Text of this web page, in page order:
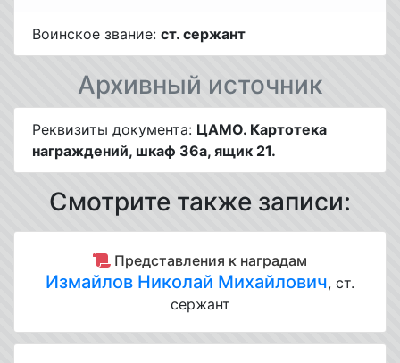
Воинское звание: ст. сержант
Архивный источник
Реквизиты документа: ЦАМО. Картотека
награждений, шкаф 36а, ящик 21.
Смотрите также записи:
Представления к наградам
Измайлов Николай Михайлович, ст.
сержант